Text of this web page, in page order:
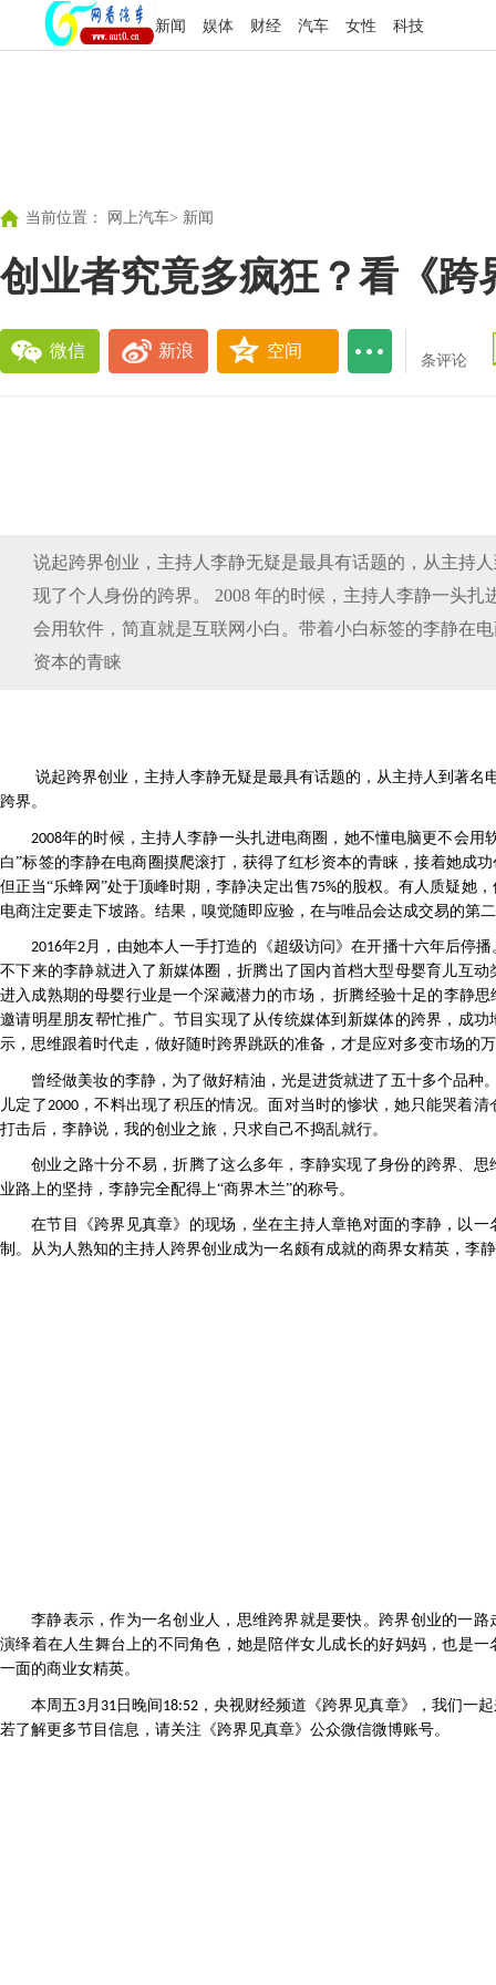
新闻 娱体 财经 汽车 女性 科技
当前位置： 网上汽车> 新闻
创业者究竟多疯狂？看《
微信 新浪 空间
条评论
说起跨界创业，主持人李静无疑是最具有话题的，从主持
现了个人身份的跨界。 2008 年的时候，主持人李静一头扎
会用软件，简直就是互联网小白。带着小白标签的李静在
资本的青睐
说起跨界创业，主持人李静无疑是最具有话题的，从主持人到著名
跨界。
2008年的时候，主持人李静一头扎进电商圈，她不懂电脑更不会用
白”标签的李静在电商圈摸爬滚打，获得了红杉资本的青睐，接着她成
但正当“乐蜂网”处于顶峰时期，李静决定出售75%的股权。有人质疑她
电商注定要走下坡路。结果，嗅觉随即应验，在与唯品会达成交易的第
2016年2月，由她本人一手打造的《超级访问》在开播十六年后停
不下来的李静就进入了新媒体圈，折腾出了国内首档大型母婴育儿互
进入成熟期的母婴行业是一个深藏潜力的市场，
折腾经验十足的李静
邀请明星朋友帮忙推广。节目实现了从传统媒体到新媒体的跨界，成
示，思维跟着时代走，做好随时跨界跳跃的准备，才是应对多变市场的
曾经做美妆的李静，为了做好精油，光是进货就进了五十多个品种
儿定了2000，不料出现了积压的情况。面对当时的惨状，她只能哭着
打击后，李静说，我的创业之旅，只求自己不捣乱就行。
创业之路十分不易，折腾了这么多年，李静实现了身份的跨界、
业路上的坚持，李静完全配得上“商界木兰”的称号。
在节目《跨界见真章》的现场，坐在主持人章艳对面的李静，以
制。从为人熟知的主持人跨界创业成为一名颇有成就的商界女精英，李
李静表示，作为一名创业人，思维跨界就是要快。跨界创业的一
演绎着在人生舞台上的不同角色，她是陪伴女儿成长的好妈妈，也是
一面的商业女精英。
本周五3 月 31日晚间18:52 ，央视财经频道《跨界见真章》，我们一
若了解更多节目信息，请关注《跨界见真章》公众微信微博账号。